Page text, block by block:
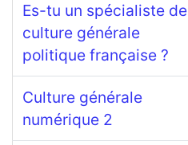
Es-tu un spécialiste de
culture générale
politique française ?
Culture générale
numérique 2